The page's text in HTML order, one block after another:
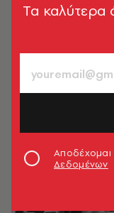
Γιώργος
ΑΚΟΥΣΕ ΤΟ
Tα καλύτερα
Αποδέχομαι
Δεδομένων